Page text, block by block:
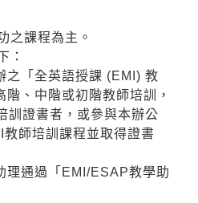
之課程為主。
：
之「全英語授課 (EMI) 教
階、中階或初階教師培訓，
訓證書者，或參與本辦公
教師培訓課程並取得證書
理通過「EMI/ESAP教學助